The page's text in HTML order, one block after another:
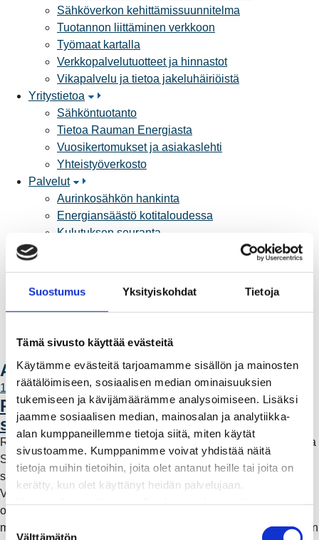
Suostumus Yksityiskohdat Tietoja
Tämä sivusto käyttää evästeitä
Käytämme evästeitä tarjoamamme sisällön ja mainosten
räätälöimiseen, sosiaalisen median ominaisuuksien
tukemiseen ja kävijämäärämme analysoimiseen. Lisäksi
jaamme sosiaalisen median, mainosalan ja analytiikka-
alan kumppaneillemme tietoja siitä, miten käytät
sivustoamme. Kumppanimme voivat yhdistää näitä
tietoja muihin tietoihin, joita olet antanut heille tai joita on
kerätty, kun olet käyttänyt heidän palvelujaan.
S
Välttämätön
Sähköverkon kehittämissuunnitelma
Tuotannon liittäminen verkkoon
Työmaat kartalla
Verkkopalvelutuotteet ja hinnastot
Vikapalvelu ja tietoa jakeluhäiriöistä
Yritystietoa
Sähköntuotanto
Tietoa Rauman Energiasta
Vuosikertomukset ja asiakaslehti
Yhteistyöverkosto
Palvelut
Aurinkosähkön hankinta
Energiansäästö kotitaloudessa
Kulutuksen seuranta
Valtakirja ja asiointi toisen puolesta
Ota yhteyttä
Ajankohtaista
11.6.2026 12:00
Rauman Energia vahvistaa rooliaan
sähköntuotannossa
Rauman Energia on ostanut lisää osuuksia sähköntuotannosta
Suomessa ja Pohjoismaissa, kun Kokemäen Sähkö Oy myi
sähköntuotanto-osuutensa Rauman Energia Oy:lle.
Vappuaattona toteutunut kauppa parantaa yhtiön
omavaraisuutta ja lisää päästötöntä sähköntuotantoa. Mutta
mitä tämä tarkoittaa käytännössä – ja miksi sähköntuotantoa on